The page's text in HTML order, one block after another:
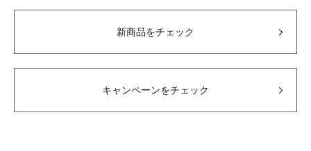
新商品をチェック
キャンペーンをチェック